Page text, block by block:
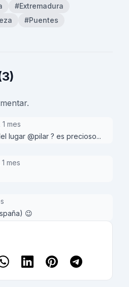
#Extremadura
#Puentes
mes
lugar @pilar ? es precioso...
mes
😉